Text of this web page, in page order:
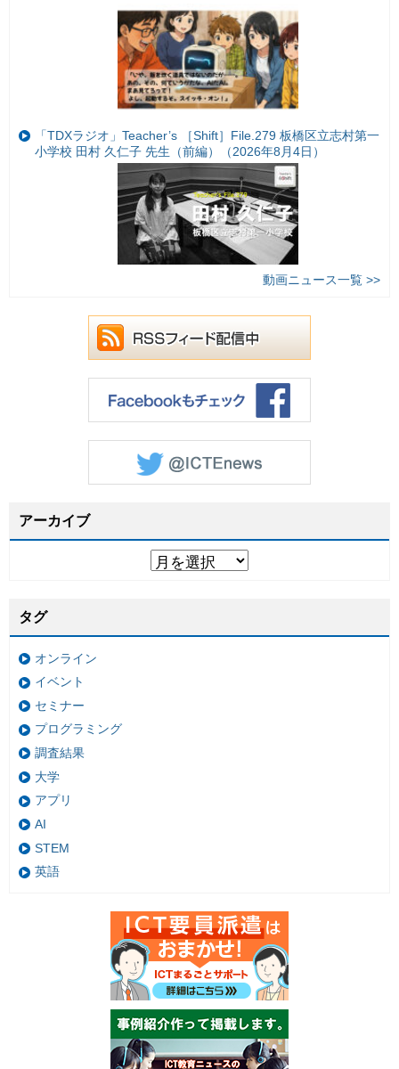
「TDXラジオ」Teacher’s ［Shift］File.279 板橋区立志村第一
小学校 田村 久仁子 先生（前編）（2026年8月4日）
動画ニュース一覧 >>
アーカイブ
タグ
オンライン
イベント
セミナー
プログラミング
調査結果
大学
アプリ
AI
STEM
英語